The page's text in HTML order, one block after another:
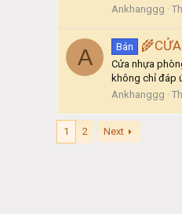
Ankhanggg
A Bán
Cửa nhựa
không chỉ đáp
Ankhanggg
1 2 Next